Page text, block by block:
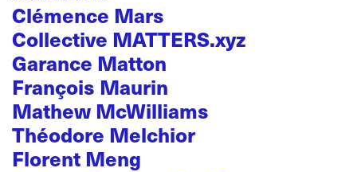
Clémence Mars
Collective MATTERS.xyz
Garance Matton
François Maurin
Mathew McWilliams
Théodore Melchior
Florent Meng